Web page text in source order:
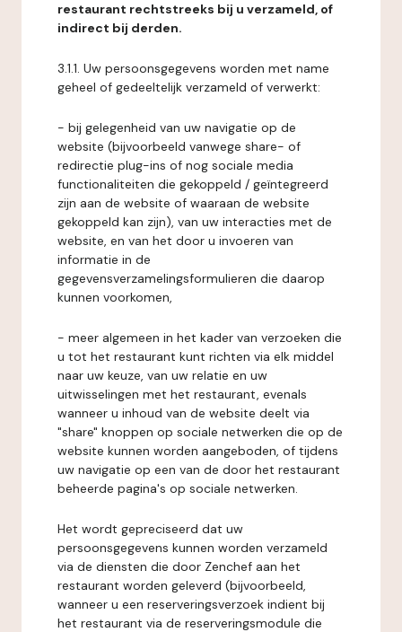
restaurant rechtstreeks bij u verzameld, of
indirect bij derden.
3.1.1. Uw persoonsgegevens worden met name
geheel of gedeeltelijk verzameld of verwerkt:
- bij gelegenheid van uw navigatie op de
website (bijvoorbeeld vanwege share- of
redirectie plug-ins of nog sociale media
functionaliteiten die gekoppeld / geïntegreerd
zijn aan de website of waaraan de website
gekoppeld kan zijn), van uw interacties met de
website, en van het door u invoeren van
informatie in de
gegevensverzamelingsformulieren die daarop
kunnen voorkomen,
- meer algemeen in het kader van verzoeken die
u tot het restaurant kunt richten via elk middel
naar uw keuze, van uw relatie en uw
uitwisselingen met het restaurant, evenals
wanneer u inhoud van de website deelt via
"share" knoppen op sociale netwerken die op de
website kunnen worden aangeboden, of tijdens
uw navigatie op een van de door het restaurant
beheerde pagina's op sociale netwerken.
Het wordt gepreciseerd dat uw
persoonsgegevens kunnen worden verzameld
via de diensten die door Zenchef aan het
restaurant worden geleverd (bijvoorbeeld,
wanneer u een reserveringsverzoek indient bij
het restaurant via de reserveringsmodule die